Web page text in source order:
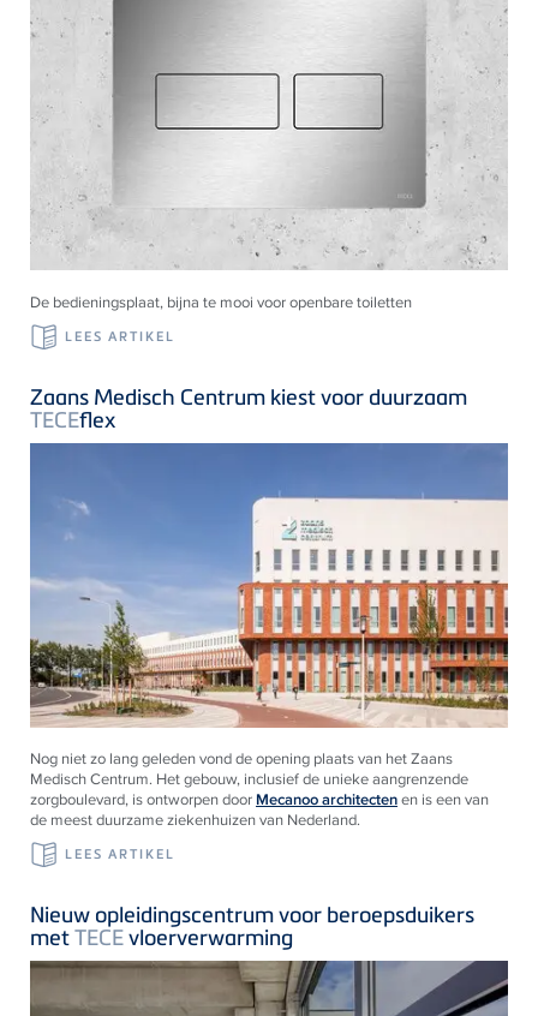
De bedieningsplaat, bijna te mooi voor openbare toiletten
LEES ARTIKEL
Nog niet zo lang geleden vond de opening plaats van het Zaans
Medisch Centrum. Het gebouw, inclusief de unieke aangrenzende
zorgboulevard, is ontworpen door Mecanoo architectenen is een van
de meest duurzame ziekenhuizen van Nederland.
LEES ARTIKEL
Zaans Medisch Centrum kiest voor duurzaam
TECEflex
Nieuw opleidingscentrum voor beroepsduikers
metTECEvloerverwarming